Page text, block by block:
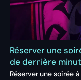
Réserver une
de dernière
Réserver une soirée